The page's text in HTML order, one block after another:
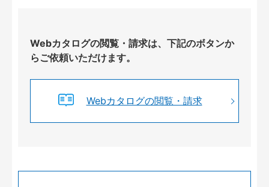
Webカタログの閲覧・請求は、下記のボタンか
らご依頼いただけます。
Webカタログの閲覧・請求